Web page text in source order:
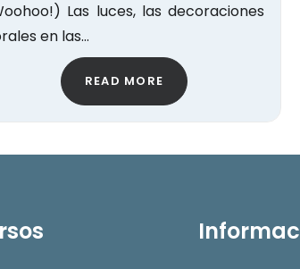
Las luces, las decoraciones
en las…
READ MORE